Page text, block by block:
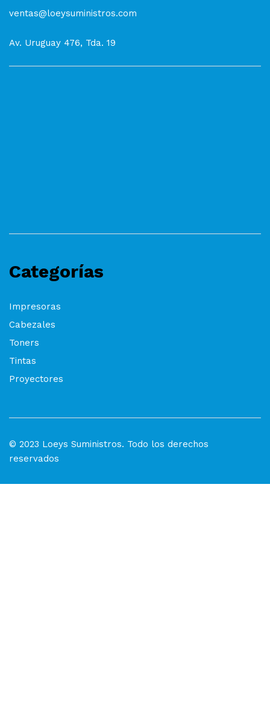
ventas@loeysuministros.com
Av. Uruguay 476, Tda. 19
Categorías
Impresoras
Cabezales
Toners
Tintas
Proyectores
© 2023 Loeys Suministros. Todo los derechos
reservados